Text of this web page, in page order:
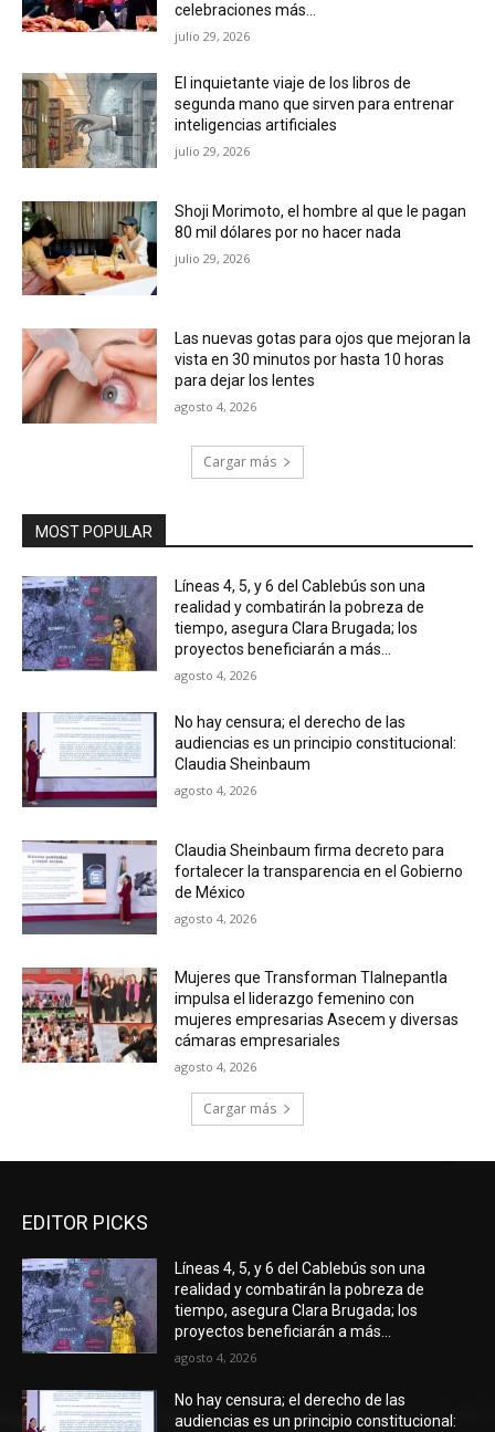
celebraciones más...
julio 29, 2026
El inquietante viaje de los libros de
segunda mano que sirven para entrenar
inteligencias artificiales
julio 29, 2026
Shoji Morimoto, el hombre al que le pagan
80 mil dólares por no hacer nada
julio 29, 2026
Las nuevas gotas para ojos que mejoran la
vista en 30 minutos por hasta 10 horas
para dejar los lentes
agosto 4, 2026
Cargar más
MOST POPULAR
Líneas 4, 5, y 6 del Cablebús son una
realidad y combatirán la pobreza de
tiempo, asegura Clara Brugada; los
proyectos beneficiarán a más...
agosto 4, 2026
No hay censura; el derecho de las
audiencias es un principio constitucional:
Claudia Sheinbaum
agosto 4, 2026
Claudia Sheinbaum firma decreto para
fortalecer la transparencia en el Gobierno
de México
agosto 4, 2026
Mujeres que Transforman Tlalnepantla
impulsa el liderazgo femenino con
mujeres empresarias Asecem y diversas
cámaras empresariales
agosto 4, 2026
Cargar más
EDITOR PICKS
Líneas 4, 5, y 6 del Cablebús son una
realidad y combatirán la pobreza de
tiempo, asegura Clara Brugada; los
proyectos beneficiarán a más...
agosto 4, 2026
No hay censura; el derecho de las
audiencias es un principio constitucional: